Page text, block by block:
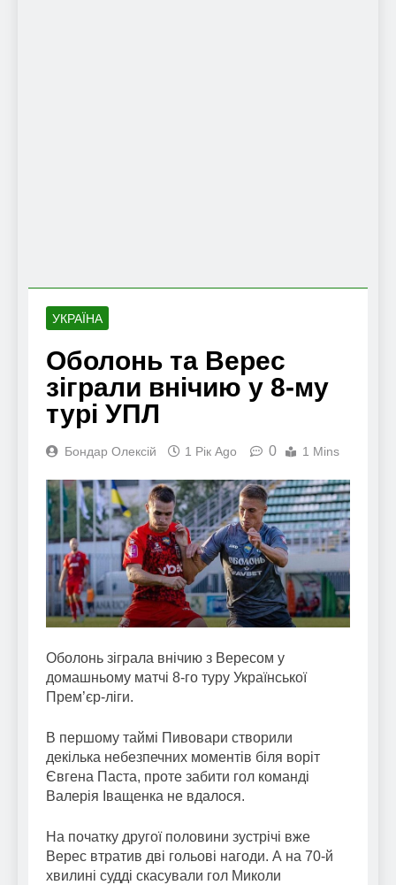
УКРАЇНА
Оболонь та Верес
зіграли внічию у 8-му
турі УПЛ
Бондар Олексій 1 Рік Ago 0 1 Mins
Оболонь зіграла внічию з Вересом у
домашньому матчі 8-го туру Української
Прем’єр-ліги.
В першому таймі Пивовари створили
декілька небезпечних моментів біля воріт
Євгена Паста, проте забити гол команді
Валерія Іващенка не вдалося.
На початку другої половини зустрічі вже
Верес втратив дві гольові нагоди. А на 70-й
хвилині судді скасували гол Миколи